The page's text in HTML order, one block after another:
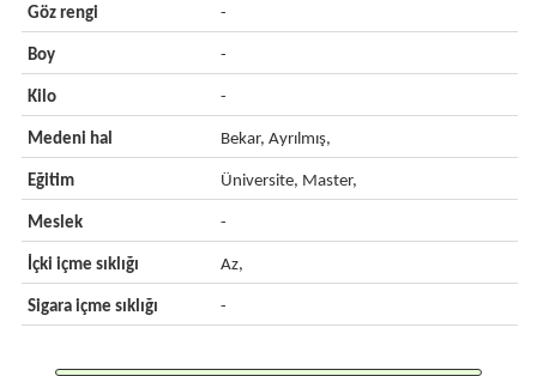
Göz rengi -
Boy -
Kilo -
Medeni hal Bekar, Ayrılmış,
Eğitim Üniversite, Master,
Meslek -
İçki içme sıklığı Az,
Sigara içme sıklığı -